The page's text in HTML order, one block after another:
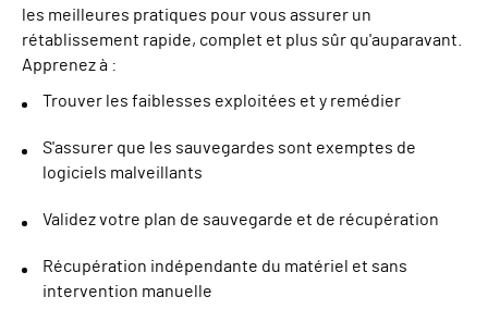
les meilleures pratiques pour vous assurer un
rétablissement rapide, complet et plus sûr qu'auparavant.
Apprenez à :
Trouver les faiblesses exploitées et y remédier
S'assurer que les sauvegardes sont exemptes de
logiciels malveillants
Validez votre plan de sauvegarde et de récupération
Récupération indépendante du matériel et sans
intervention manuelle